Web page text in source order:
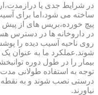
در شرایط جدی یا
ساخته می شود،اما برای
پیچ خورده،بریس های از
در داروخانه ها در دسترس
روی ناحیه آسیب دیده را
شوند.عملکرد ما به عنوان
بیمار را در طول دوره
توجه به استفاده طولانی مدت
درستی نصب شوند و به نقطه و
نیاورند.